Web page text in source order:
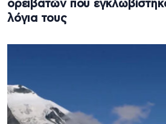
ορειβατών που
λόγια τους